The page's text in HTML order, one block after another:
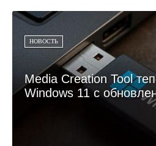
НОВОСТЬ
Media Creation Tool
Windows 11 с